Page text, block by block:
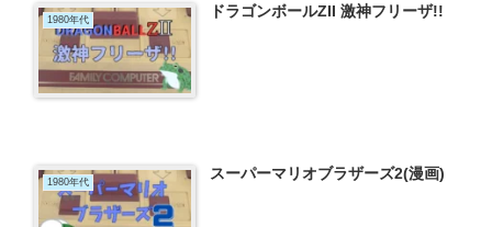
1980年代 ドラゴンボールZII 激神フリーザ!!
1980年代 スーパーマリオブラザーズ2(漫画)